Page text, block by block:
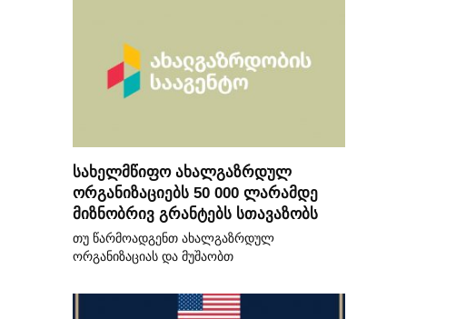
სახელმწიფო ახალგაზრდულ
ორგანიზაციებს 50 000 ლარამდე
მიზნობრივ გრანტებს სთავაზობს
თუ წარმოადგენთ ახალგაზრდულ
ორგანიზაციას და მუშაობთ